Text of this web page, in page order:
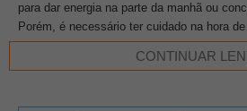
para dar energia na parte da manhã ou
Porém, é necessário ter cuidado na hora
será consumida.
pedaços de folhas e sujeiras podem se
CONTINUAR